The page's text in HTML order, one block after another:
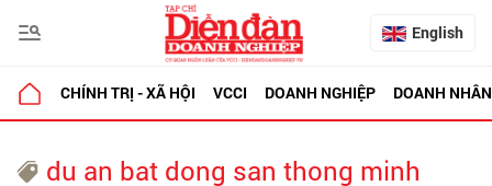
English
CHÍNH TRỊ - XÃ HỘI VCCI DOANH NGHIỆP DOANH NHÂN
du an bat dong san thong minh